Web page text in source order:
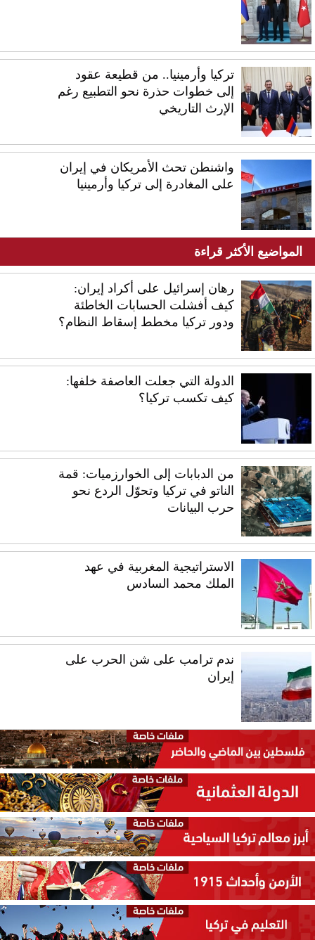
تركيا وأرمينيا.. من قطيعة عقود
إلى خطوات حذرة نحو التطبيع رغم
الإرث التاريخي
واشنطن تحث الأمريكان في إيران
على المغادرة إلى تركيا وأرمينيا
المواضيع الأكثر قراءة
رهان إسرائيل على أكراد إيران:
كيف أفشلت الحسابات الخاطئة
ودور تركيا مخطط إسقاط النظام؟
الدولة التي جعلت العاصفة خلفها:
كيف تكسب تركيا؟
من الدبابات إلى الخوارزميات: قمة
الناتو في تركيا وتحوّل الردع نحو
حرب البيانات
الاستراتيجية المغربية في عهد
الملك محمد السادس
ندم ترامب على شن الحرب على
إيران